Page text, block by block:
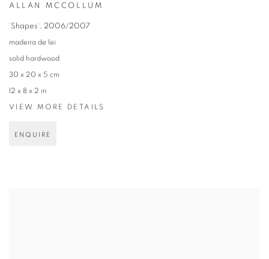
ALLAN MCCOLLUM
¨Shapes¨, 2006/2007
madeira de lei
solid hardwood
30 x 20 x 5 cm
12 x 8 x 2 in
VIEW MORE DETAILS
ENQUIRE